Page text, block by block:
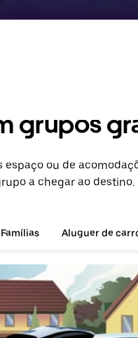
grupos
espaço ou de
a chegar ao destino.
Famílias Aluguer de